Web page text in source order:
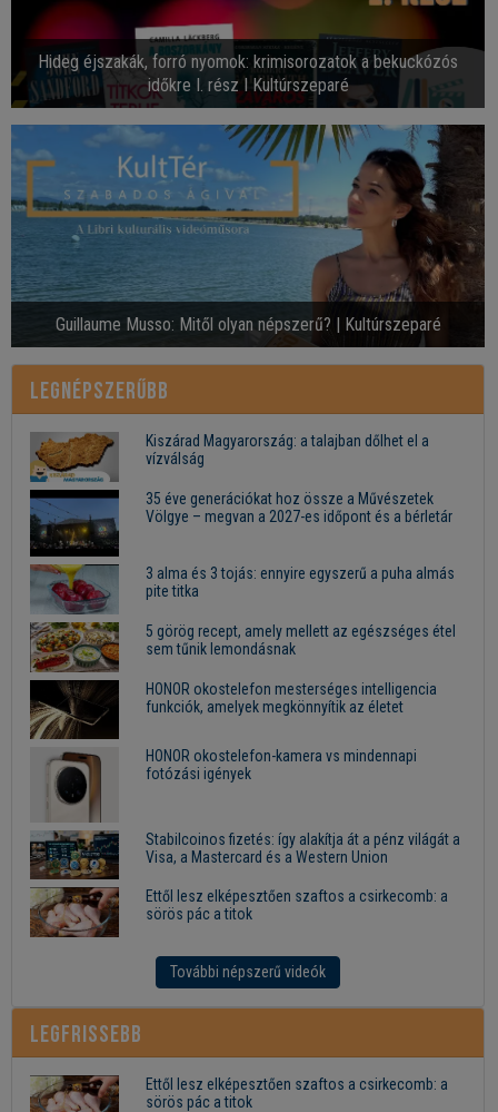
Hideg éjszakák, forró nyomok: krimisorozatok a bekuckózós
időkre I. rész I Kultúrszeparé
Guillaume Musso: Mitől olyan népszerű? | Kultúrszeparé
Legnépszerűbb
Kiszárad Magyarország: a talajban dőlhet el a
vízválság
35 éve generációkat hoz össze a Művészetek
Völgye – megvan a 2027-es időpont és a bérletár
3 alma és 3 tojás: ennyire egyszerű a puha almás
pite titka
5 görög recept, amely mellett az egészséges étel
sem tűnik lemondásnak
HONOR okostelefon mesterséges intelligencia
funkciók, amelyek megkönnyítik az életet
HONOR okostelefon-kamera vs mindennapi
fotózási igények
Stabilcoinos fizetés: így alakítja át a pénz világát a
Visa, a Mastercard és a Western Union
Ettől lesz elképesztően szaftos a csirkecomb: a
sörös pác a titok
További népszerű videók
Legfrissebb
Ettől lesz elképesztően szaftos a csirkecomb: a
sörös pác a titok